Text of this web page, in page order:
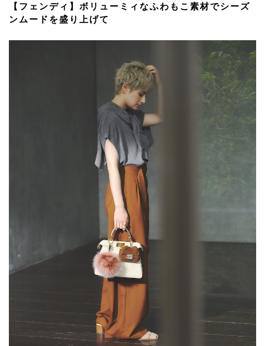
【フェンディ】ボリューミィなふわもこ素材でシーズ
ンムードを盛り上げて